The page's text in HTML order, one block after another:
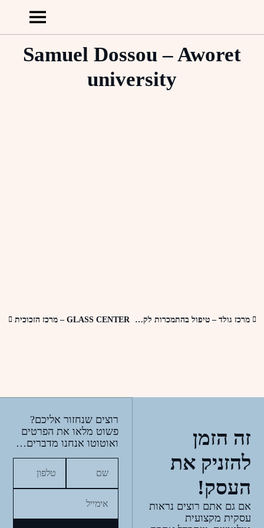
Samuel Dossou – Aworet
university
מרכז גולד – טיפול בהתמכרות לקנאביס GLASS CENTER – מרכז הזכוכית
זה הזמן
להזניק את
העסק!
אם גם אתם רוצים נראות
עסקית מקצועית
רוצים שנחזור אליכם?
פשוט מלאו את הפרטים
ואוטוטו אנחנו מדברים…